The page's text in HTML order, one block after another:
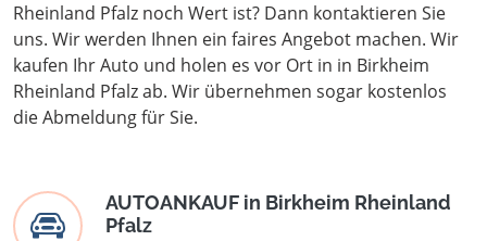
Rheinland Pfalz noch Wert ist? Dann kontaktieren Sie
uns. Wir werden Ihnen ein faires Angebot machen. Wir
kaufen Ihr Auto und holen es vor Ort in in Birkheim
Rheinland Pfalz ab. Wir übernehmen sogar kostenlos
die Abmeldung für Sie.
AUTOANKAUF in Birkheim Rheinland
Pfalz